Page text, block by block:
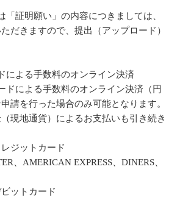
「証明願い」の内容につきましては、
だきますので、提出（アップロード）
よる手数料のオンライン決済
ドによる手数料のオンライン決済（円
請を行った場合のみ可能となります。
現地通貨）によるお支払いも引き続き
ジットカード
AMERICAN EXPRESS、DINERS、
ットカード